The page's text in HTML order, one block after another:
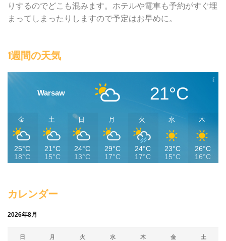
りするのでどこも混みます。ホテルや電車も予約がすぐ埋
まってしまったりしますので予定はお早めに。
1週間の天気
Warsaw 21°C
金
25°C
18°C
土
21°C
15°C
日
24°C
13°C
月
29°C
17°C
火
24°C
17°C
水
23°C
15°C
木
26°C
16°C
カレンダー
2026年8月
日 月 火 水 木 金 土